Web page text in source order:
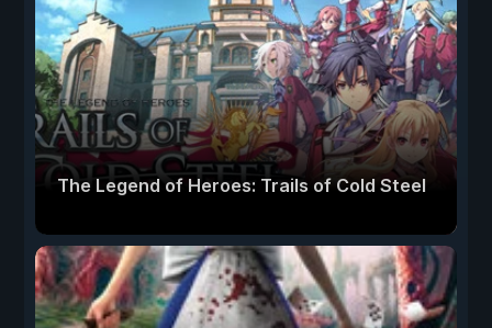
The Legend of Heroes: Trails of Cold Steel